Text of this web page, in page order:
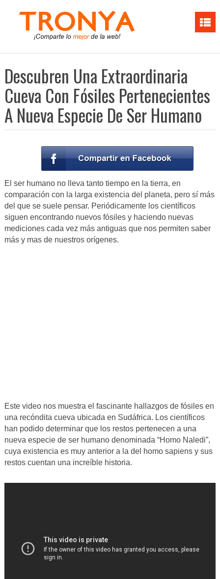
Descubren Una Extraordinaria
Cueva Con Fósiles Pertenecientes
A Nueva Especie De Ser Humano
El ser humano no lleva tanto tiempo en la tierra, en
comparación con la larga existencia del planeta, pero sí más
del que se suele pensar. Periódicamente los científicos
siguen encontrando nuevos fósiles y haciendo nuevas
mediciones cada vez más antiguas que nos permiten saber
más y mas de nuestros orígenes.
Este video nos muestra el fascinante hallazgos de fósiles en
una recóndita cueva ubicada en Sudáfrica. Los científicos
han podido determinar que los restos pertenecen a una
nueva especie de ser humano denominada “Homo Naledi”,
cuya existencia es muy anterior a la del homo sapiens y sus
restos cuentan una increíble historia.